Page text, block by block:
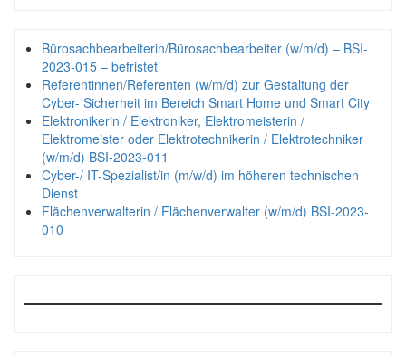
Bürosachbearbeiterin/Bürosachbearbeiter (w/m/d) – BSI-
2023-015 – befristet
Referentinnen/Referenten (w/m/d) zur Gestaltung der
Cyber- Sicherheit im Bereich Smart Home und Smart City
Elektronikerin / Elektroniker, Elektromeisterin /
Elektromeister oder Elektrotechnikerin / Elektrotechniker
(w/m/d) BSI-2023-011
Cyber-/ IT-Spezialist/in (m/w/d) im höheren technischen
Dienst
Flächenverwalterin / Flächenverwalter (w/m/d) BSI-2023-
010